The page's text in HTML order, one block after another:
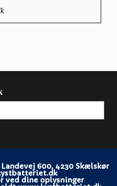
600, 4230 Skælskør
ved dine oplysninger